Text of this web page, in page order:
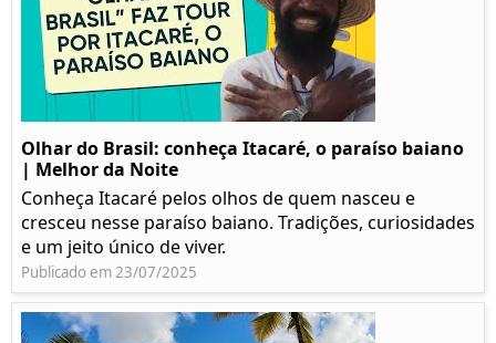
Olhar do Brasil: conheça Itacaré, o paraíso baiano
| Melhor da Noite
Conheça Itacaré pelos olhos de quem nasceu e
cresceu nesse paraíso baiano. Tradições, curiosidades
e um jeito único de viver.
Publicado em 23/07/2025